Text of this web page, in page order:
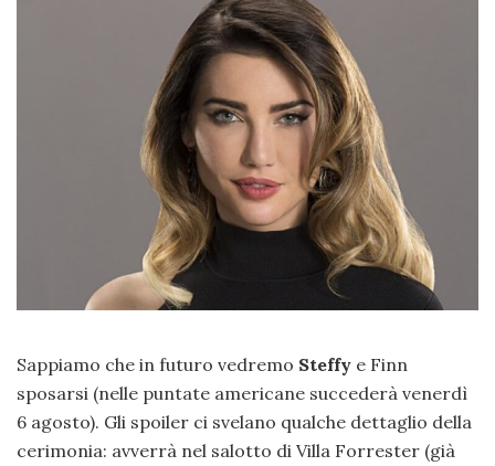
Sappiamo che in futuro vedremo Steffy e Finn
sposarsi (nelle puntate americane succederà venerdì
6 agosto). Gli spoiler ci svelano qualche dettaglio della
cerimonia: avverrà nel salotto di Villa Forrester (già